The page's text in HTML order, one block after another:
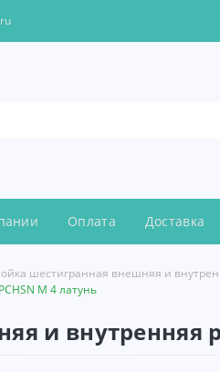
Оплата Доставка
шестигранная внешняя и
М 4 латунь
и внутренняя